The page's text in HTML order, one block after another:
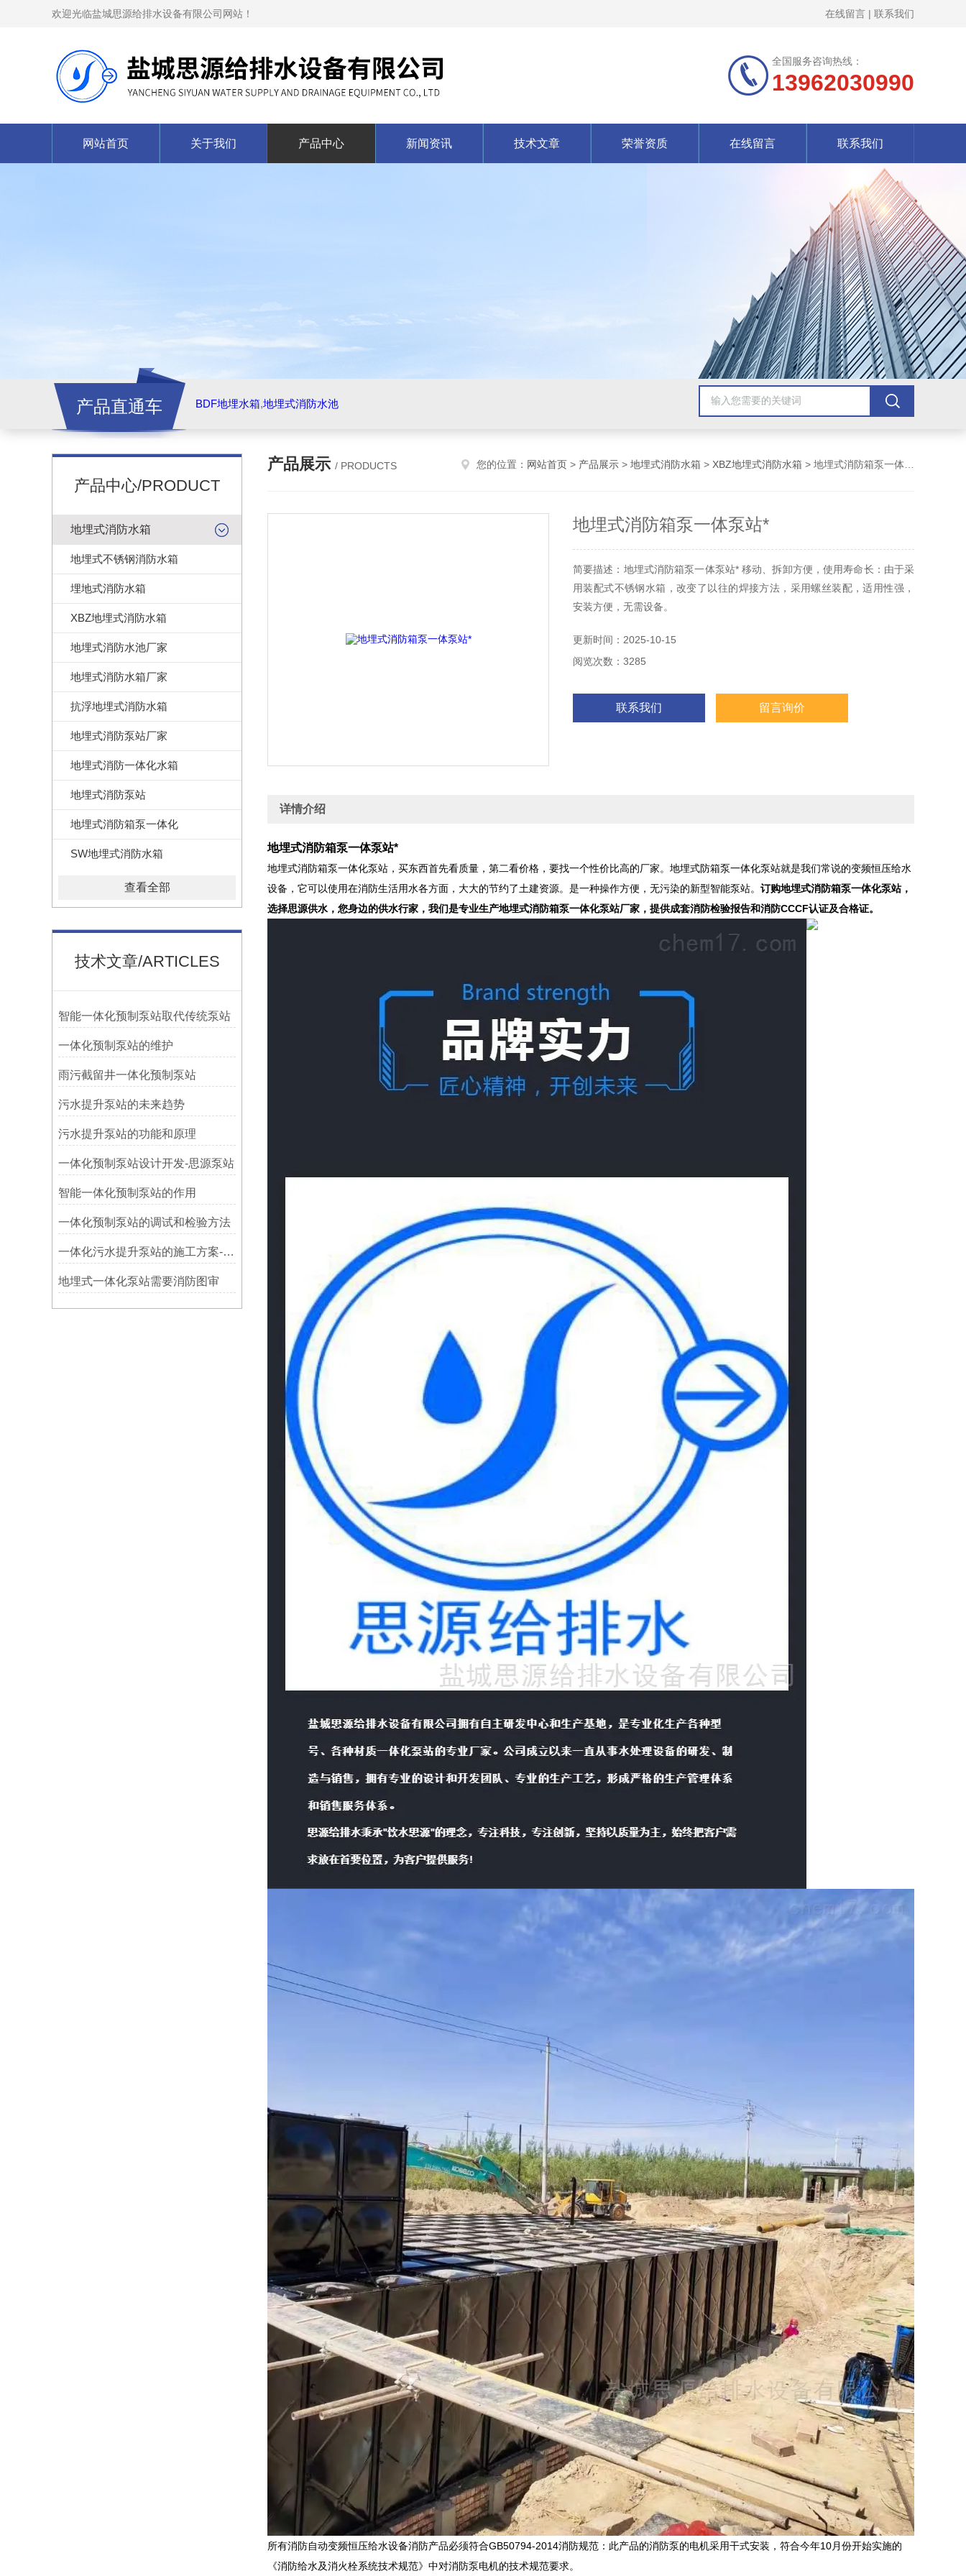
欢迎光临盐城思源给排水设备有限公司网站！ 在线留言 | 联系我们
全国服务咨询热线：
13962030990
网站首页 关于我们 产品中心 新闻资讯 技术文章 荣誉资质 在线留言 联系我们
产品直通车 BDF地埋水箱,地埋式消防水池
产品中心/PRODUCT
地埋式消防水箱
地埋式不锈钢消防水箱
埋地式消防水箱
XBZ地埋式消防水箱
地埋式消防水池厂家
地埋式消防水箱厂家
抗浮地埋式消防水箱
地埋式消防泵站厂家
地埋式消防一体化水箱
地埋式消防泵站
地埋式消防箱泵一体化
SW地埋式消防水箱
查看全部
技术文章/ARTICLES
智能一体化预制泵站取代传统泵站
一体化预制泵站的维护
雨污截留井一体化预制泵站
污水提升泵站的未来趋势
污水提升泵站的功能和原理
一体化预制泵站设计开发-思源泵站
智能一体化预制泵站的作用
​一体化预制泵站的调试和检验方法
一体化污水提升泵站的施工方案-思源
地埋式一体化泵站需要消防图审
产品展示 / PRODUCTS 您的位置： 网站首页 > 产品展示 > 地埋式消防水箱 > XBZ地埋式消防水箱 > 地埋式消防箱泵一体泵站*
地埋式消防箱泵一体泵站*
简要描述：地埋式消防箱泵一体泵站* 移动、拆卸方便，使用寿命长：由于采
用装配式不锈钢水箱，改变了以往的焊接方法，采用螺丝装配，适用性强，
安装方便，无需设备。
更新时间：2025-10-15
阅览次数：3285
联系我们 留言询价
详情介绍
地埋式消防箱泵一体泵站*
地埋式消防箱泵一体化泵站，买东西首先看质量，第二看价格，要找一个性价比高的厂家。地埋式防箱泵一体化泵站就是我们常说的变频恒压给水
设备，它可以使用在消防生活用水各方面，大大的节约了土建资源。是一种操作方便，无污染的新型智能泵站。 订购地埋式消防箱泵一体化泵站，
选择思源供水，您身边的供水行家，我们是专业生产地埋式消防箱泵一体化泵站厂家，提供成套消防检验报告和消防CCCF认证及合格证。
所有消防自动变频恒压给水设备消防产品必须符合GB50794-2014消防规范：此产品的消防泵的电机采用干式安装，符合今年10月份开始实施的
《消防给水及消火栓系统技术规范》中对消防泵电机的技术规范要求。